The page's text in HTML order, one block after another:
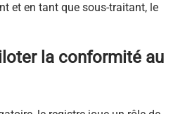
et en tant que sous-traitant, le
la conformité au